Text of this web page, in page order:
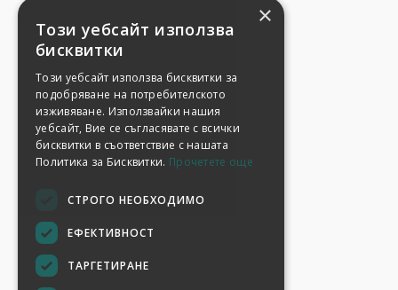
×
Този уебсайт използва
бисквитки
Този уебсайт използва бисквитки за
подобряване на потребителското
изживяване. Използвайки нашия
уебсайт, Вие се съгласявате с всички
бисквитки в съответствие с нашата
Политика за Бисквитки. Прочетете още
СТРОГО НЕОБХОДИМО
ЕФЕКТИВНОСТ
ТАРГЕТИРАНЕ